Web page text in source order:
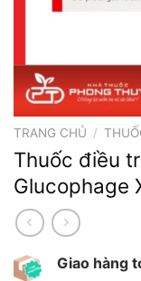
TRANG CHỦ /
Thuốc điều
Glucophage
Giao hàng